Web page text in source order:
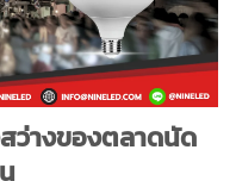
ว่างของตลาดนัด